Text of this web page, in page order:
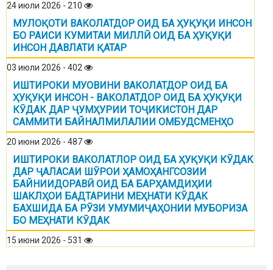
24 июли 2026 - 210
МУЛОҚОТИ ВАКОЛАТДОР ОИД БА ҲУҚУҚИ ИНСОН
БО РАИСИ КУМИТАИ МИЛЛӢ ОИД БА ҲУҚУҚИ
ИНСОН ДАВЛАТИ ҚАТАР
03 июли 2026 - 402
ИШТИРОКИ МУОВИНИ ВАКОЛАТДОР ОИД БА
ҲУҚУҚИ ИНСОН - ВАКОЛАТДОР ОИД БА ҲУҚУҚИ
КӮДАК ДАР ҶУМҲУРИИ ТОҶИКИСТОН ДАР
САММИТИ БАЙНАЛМИЛАЛИИ ОМБУДСМЕНҲО
20 июни 2026 - 487
ИШТИРОКИ ВАКОЛАТЛОР ОИД БА ҲУҚУҚИ КӮДАК
ДАР ҶАЛАСАИ ШӮРОИ ҲАМОҲАНГСОЗИИ
БАЙНИИДОРАВӢ ОИД БА БАРҲАМДИҲИИ
ШАКЛҲОИ БАДТАРИНИ МЕҲНАТИ КӮДАК
БАХШИДА БА РӮЗИ УМУМИҶАҲОНИИ МУБОРИЗА
БО МЕҲНАТИ КӮДАК
15 июни 2026 - 531